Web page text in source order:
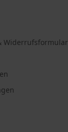
Widerrufsformular